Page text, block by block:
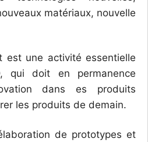
matériaux, nouvelle
est une activité essentielle
qui doit en permanence
dans es produits
les produits de demain.
de prototypes et